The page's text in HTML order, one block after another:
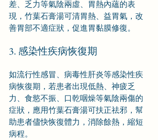
差、乏力等氣陰兩虛、胃熱內蘊的表
現，竹葉石膏湯可清胃熱、益胃氣，改
善胃部不適症狀，促進胃黏膜修復。
3. 感染性疾病恢復期
如流行性感冒、病毒性肝炎等感染性疾
病恢復期，若患者出現低熱、神疲乏
力、食慾不振、口乾咽燥等氣陰兩傷的
症狀，應用竹葉石膏湯可扶正祛邪，幫
助患者儘快恢復體力，消除餘熱，縮短
病程。